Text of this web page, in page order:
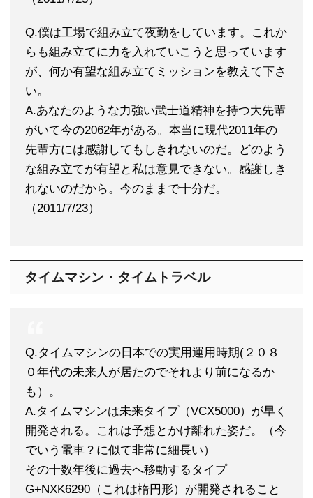
Q.僕は工場で組み立て夜勤をしています。これか
らも組み立てに力を入れていこうと思っています
が、何か有望な組み立てミッションを教えて下さ
い。
A.あなたのような力強い武士道精神を持つ大先輩
がいて今の2062年がある。本当に現代2011年の
先輩方には感謝してもしきれないのだ。どのよう
な組み立てが有望と私は意見できない。感謝しき
れないのだから。今のままで十分だ。
（2011/7/23）
タイムマシン・タイムトラベル
Q.タイムマシンの日本での実用運用時期(２０８
０年代の未来人が居たのでそれより前になるか
も）。
A.タイムマシンは未来タイプ（VCX5000）が早く
開発される。これは予想とかけ離れた姿だ。（今
でいう電車？に似て非常に細長い）
その十数年後に過去へ移動するタイプ
G+NXK6290（これは楕円形）が開発されること